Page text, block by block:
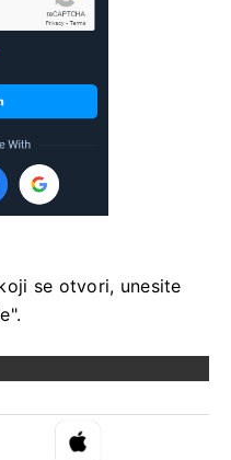
se otvori, unesite